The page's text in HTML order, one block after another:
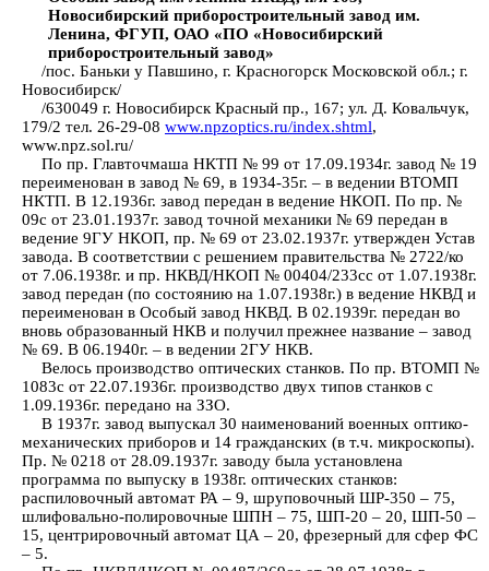
Новосибирский приборостроительный завод им.
Ленина, ФГУП, ОАО «ПО «Новосибирский
приборостроительный завод»
/пос. Баньки у Павшино, г. Красногорск Московской обл.; г.
Новосибирск/
/630049 г. Новосибирск Красный пр., 167; ул. Д. Ковальчук,
179/2 тел. 26-29-08 www.npzoptics.ru/index.shtml,
www.npz.sol.ru/
По пр. Главточмаша НКТП № 99 от 17.09.1934г. завод № 19
переименован в завод № 69, в 1934-35г. – в ведении ВТОМП
НКТП. В 12.1936г. завод передан в ведение НКОП. По пр. №
09с от 23.01.1937г. завод точной механики № 69 передан в
ведение 9ГУ НКОП, пр. № 69 от 23.02.1937г. утвержден Устав
завода. В соответствии с решением правительства № 2722/ко
от 7.06.1938г. и пр. НКВД/НКОП № 00404/233сс от 1.07.1938г.
завод передан (по состоянию на 1.07.1938г.) в ведение НКВД и
переименован в Особый завод НКВД. В 02.1939г. передан во
вновь образованный НКВ и получил прежнее название – завод
№ 69. В 06.1940г. – в ведении 2ГУ НКВ.
Велось производство оптических станков. По пр. ВТОМП №
1083с от 22.07.1936г. производство двух типов станков с
1.09.1936г. передано на ЗЗО.
В 1937г. завод выпускал 30 наименований военных оптико-
механических приборов и 14 гражданских (в т.ч. микроскопы).
Пр. № 0218 от 28.09.1937г. заводу была установлена
программа по выпуску в 1938г. оптических станков:
распиловочный автомат РА – 9, шруповочный ШР-350 – 75,
шлифовально-полировочные ШПН – 75, ШП-20 – 20, ШП-50 –
15, центрировочный автомат ЦА – 20, фрезерный для сфер ФС
– 5.